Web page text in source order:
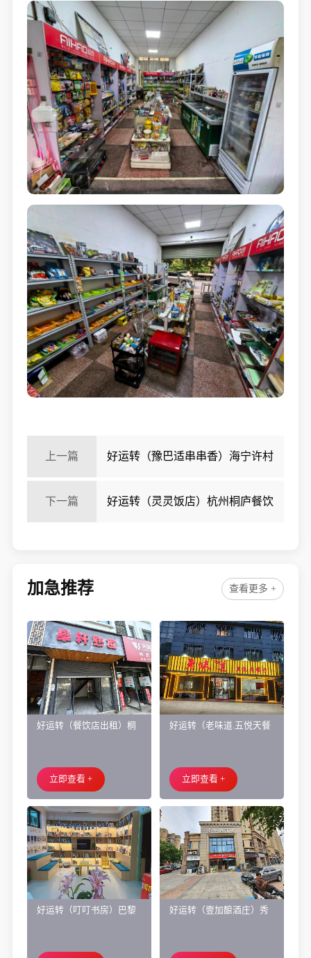
上一篇 好运转（豫巴适串串香）海宁许村
纯一层260㎡餐饮店转让、可外摆
下一篇 好运转（灵灵饭店）杭州桐庐餐饮
加急推荐 查看更多 +
好运转（餐饮店出租）桐
面旺铺出租
立即查看 +
好运转（老味道.五悦天餐
让、主要房租低
立即查看 +
好运转（叮叮书房）巴黎
培训班带生源转让
好运转（壹加酿酒庄）秀
庄、空店铺转让